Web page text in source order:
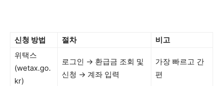
신청 방법 절차
비고
위택스
(wetax.go.
kr)
로그인 → 환급금 조회 및
신청 → 계좌 입력
가장 빠르고 간
편